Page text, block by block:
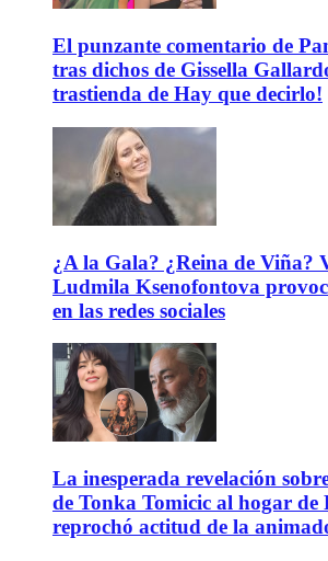
El punzante comentario de
tras dichos de Gissella
trastienda de Hay que decirlo!
¿A la Gala? ¿Reina de Viña?
Ludmila Ksenofontova
en las redes sociales
La inesperada revelación
de Tonka Tomicic al hogar de
reprochó actitud de la